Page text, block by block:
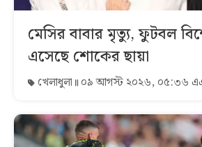
মেসির বাবার মৃত্যু, ফুটবল
এসেছে শোকের ছায়া
খেলাধুলা ০৯ আগস্ট ২০২৬, ০৫:৩৬